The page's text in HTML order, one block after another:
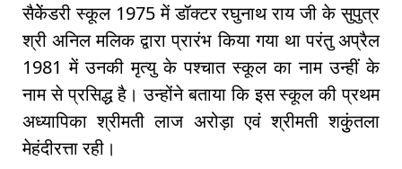
सैकेेंडरी स्कूल 1975 में डॉक्टर रघुनाथ राय जी के सुपुत्र
श्री अनिल मलिक द्वारा प्रारंभ किया गया था परंतु अप्रैल
1981 में उनकी मृत्यु के पश्चात स्कूल का नाम उन्हीं के
नाम से प्रसिद्ध है। उन्होंने बताया कि इस स्कूल की प्रथम
अध्यापिका श्रीमती लाज अरोड़ा एवं श्रीमती शकुुंतला
मेहंदीरत्ता रही।